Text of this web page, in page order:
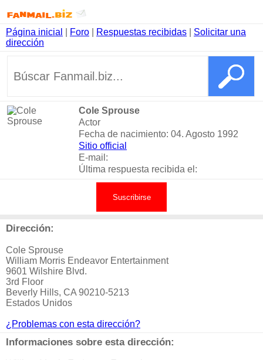
Página inicial Foro Respuestas recibidas
Solicitar una
dirección
Cole Sprouse
Actor
Fecha de nacimiento: 04. Agosto 1992
Sitio official
E-mail:
Última respuesta recibida el:
Suscribirse
Dirección:
Cole Sprouse
William Morris Endeavor Entertainment
9601 Wilshire Blvd.
3rd Floor
Beverly Hills, CA 90210-5213
Estados Unidos
¿Problemas con esta dirección?
Informaciones sobre esta dirección: